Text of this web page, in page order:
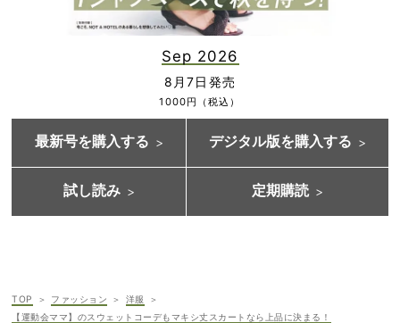
Sep 2026
8月7日発売
1000円（税込）
最新号を購入する デジタル版を購入する
試し読み 定期購読
TOP ファッション
洋服
【運動会ママ】のスウェットコーデもマキシ丈スカートなら上品に決まる！